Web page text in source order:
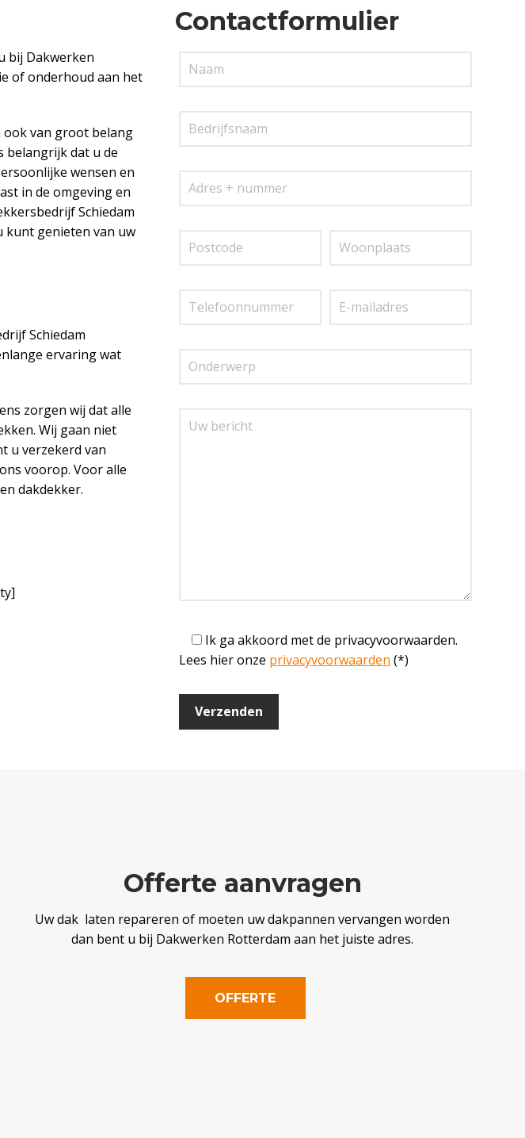
bij Dakwerken
of onderhoud aan het
ook van groot belang
belangrijk dat u de
wensen en
in de omgeving en
Schiedam
kunt genieten van uw
Schiedam
ervaring wat
zorgen wij dat alle
Wij gaan niet
u verzekerd van
voorop. Voor alle
dakdekker.
Contactformulier
Ik ga akkoord met de privacyvoorwaarden.
Lees hier onze privacyvoorwaarden (*)
Offerte aanvragen
Uw dak laten repareren of moeten uw dakpannen vervangen worden
dan bent u bij Dakwerken Rotterdam aan het juiste adres.
OFFERTE